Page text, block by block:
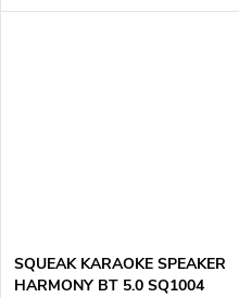
SQUEAK KARAOKE SPEAKER
HARMONY BT 5.0 SQ1004